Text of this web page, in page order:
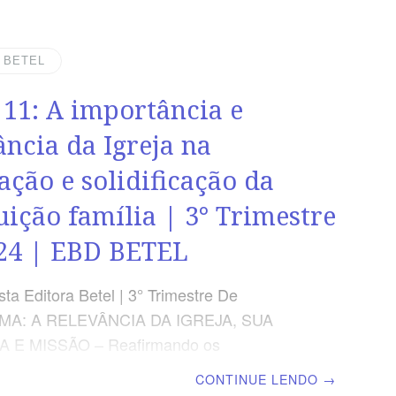
PEDAGÓGICA Que lição maravilhosa
se tornou desacreditada por uma parcela
mas nós continuamos acreditando
é boa. Família não é
BETEL
A importância e
da Igreja na
e solidificação da
família | 3° Trimestre
| EBD BETEL
Editora Betel | 3° Trimestre De
A RELEVÂNCIA DA IGREJA, SUA
E MISSÃO – Reafirmando os
CONTINUE LENDO →